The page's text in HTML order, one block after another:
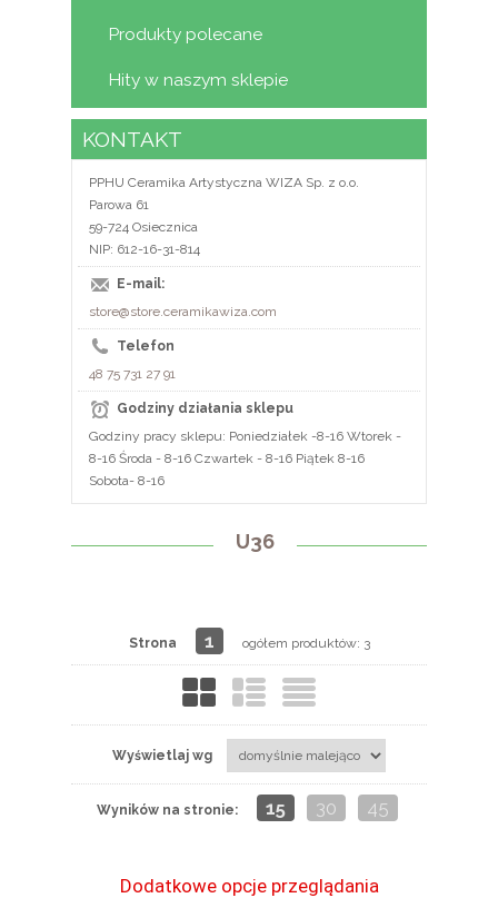
Produkty polecane
Hity w naszym sklepie
KONTAKT
PPHU Ceramika Artystyczna WIZA Sp. z o.o.
Parowa 61
59-724 Osiecznica
NIP: 612-16-31-814
E-mail:
store@store.ceramikawiza.com
Telefon
48 75 731 27 91
Godziny działania sklepu
Godziny pracy sklepu: Poniedziałek -8-16 Wtorek -
8-16 Środa - 8-16 Czwartek - 8-16 Piątek 8-16
Sobota- 8-16
U36
Strona 1 ogółem produktów: 3
Wyświetlaj wg
Wyników na stronie: 15 30 45
Dodatkowe opcje przeglądania